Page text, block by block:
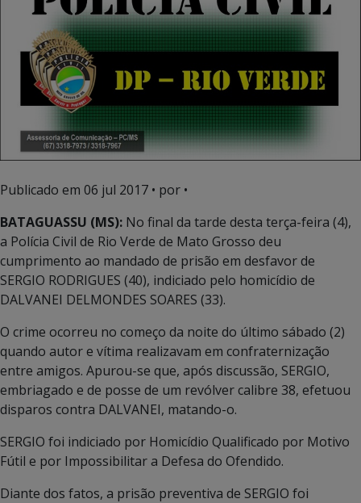
Publicado em 06 jul 2017 • por •
BATAGUASSU (MS): No final da tarde desta terça-feira (4),
a Polícia Civil de Rio Verde de Mato Grosso deu
cumprimento ao mandado de prisão em desfavor de
SERGIO RODRIGUES (40), indiciado pelo homicídio de
DALVANEI DELMONDES SOARES (33).
O crime ocorreu no começo da noite do último sábado (2)
quando autor e vítima realizavam em confraternização
entre amigos. Apurou-se que, após discussão, SERGIO,
embriagado e de posse de um revólver calibre 38, efetuou
disparos contra DALVANEI, matando-o.
SERGIO foi indiciado por Homicídio Qualificado por Motivo
Fútil e por Impossibilitar a Defesa do Ofendido.
Diante dos fatos, a prisão preventiva de SERGIO foi